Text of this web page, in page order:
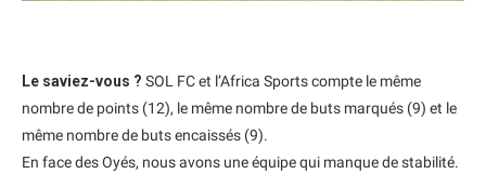
Le saviez-vous ? SOL FC et l’Africa Sports compte le même
nombre de points (12), le même nombre de buts marqués (9) et le
même nombre de buts encaissés (9).
En face des Oyés, nous avons une équipe qui manque de stabilité.